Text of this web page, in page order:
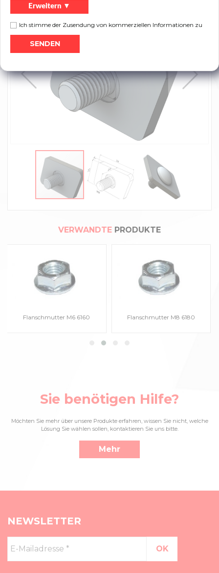
Erweitern ▼
Ich stimme der Zusendung von kommerziellen Informationen zu
VERWANDTE PRODUKTE
Flanschmutter M6 6160 Flanschmutter M8 6180
Sie benötigen Hilfe?
Möchten Sie mehr über unsere Produkte erfahren, wissen Sie nicht, welche
Lösung Sie wählen sollen, kontaktieren Sie uns bitte.
Mehr
NEWSLETTER
Mailadresse
*